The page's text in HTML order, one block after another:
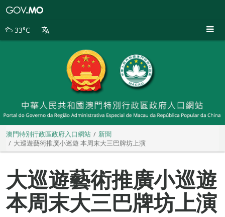
別
33°C
澳門特別行政區政府入口網站
新聞
大巡遊藝術推廣小巡遊 本周末大三巴牌坊上演
大巡遊藝術推廣小巡遊
本周末大三巴牌坊上演